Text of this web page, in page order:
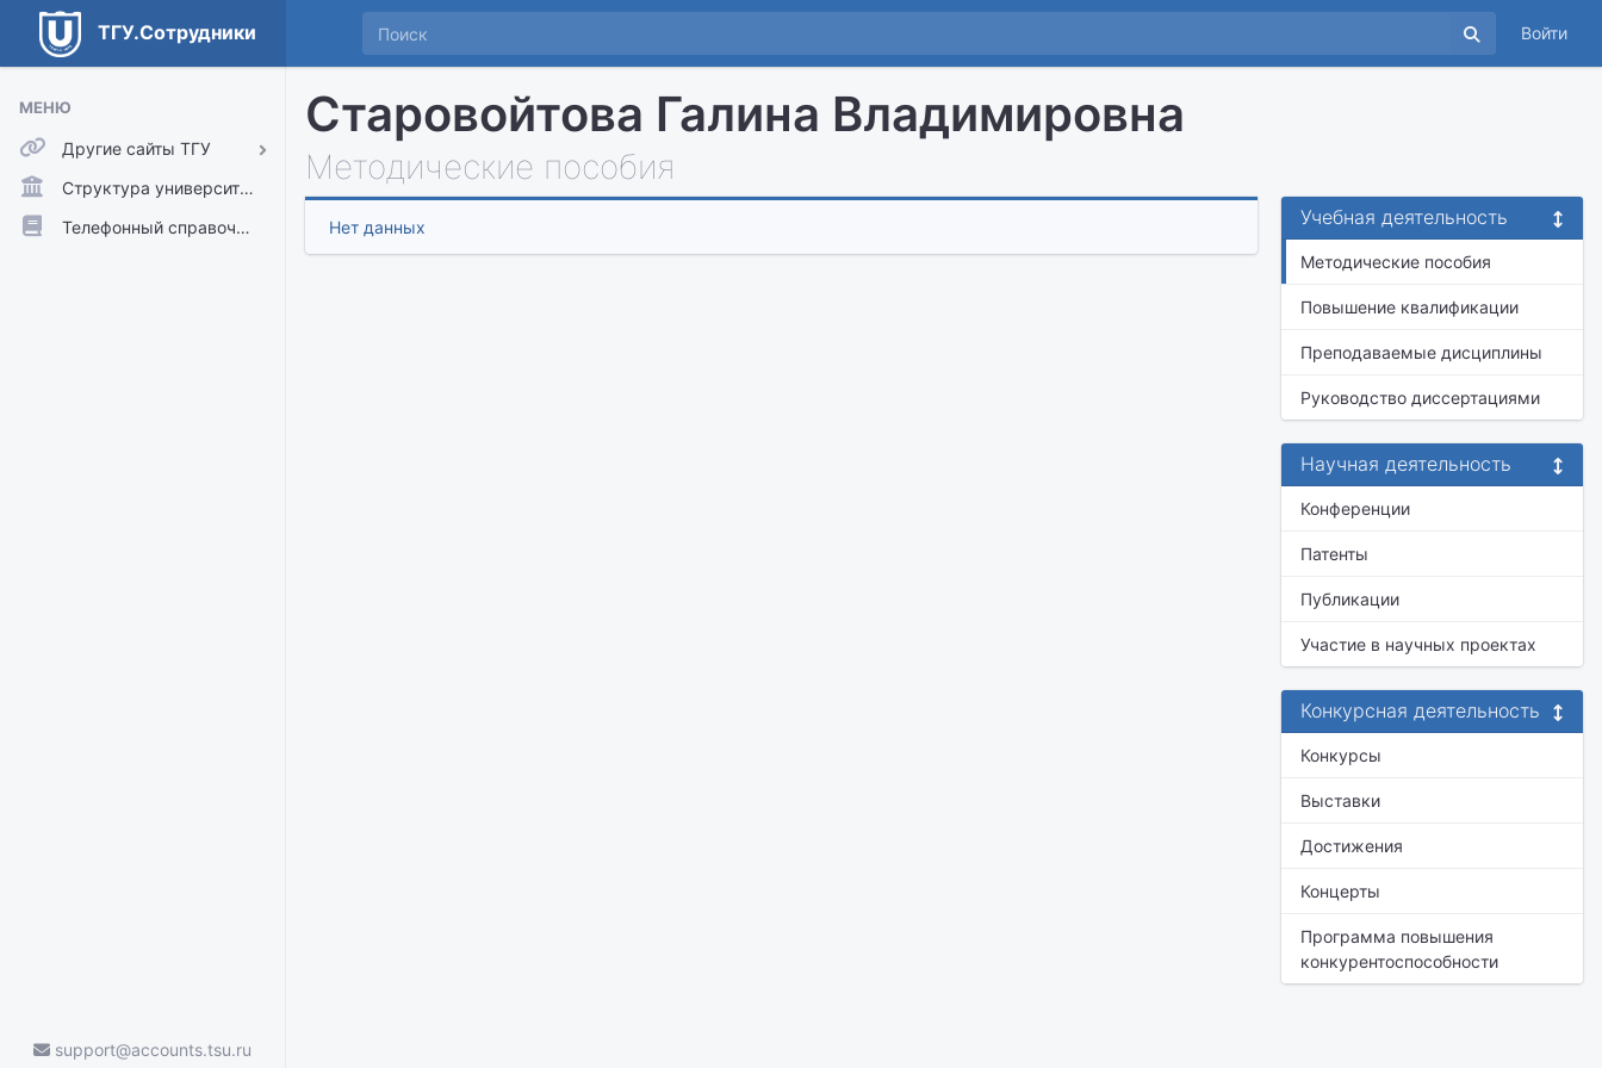
ТГУ.Сотрудники Войти
МЕНЮ
Другие сайты ТГУ
ТГУ.Аккаунты
ТГУ.Расписание
Структура университета
Телефонный справочник
support@accounts.tsu.ru
Старовойтова Галина Владимировна
Методические пособия
Нет данных Учебная деятельность
Методические пособия
Повышение квалификации
Преподаваемые дисциплины
Руководство диссертациями
Научная деятельность
Конференции
Патенты
Публикации
Участие в научных проектах
Конкурсная деятельность
Конкурсы
Выставки
Достижения
Концерты
Программа повышения
конкурентоспособности